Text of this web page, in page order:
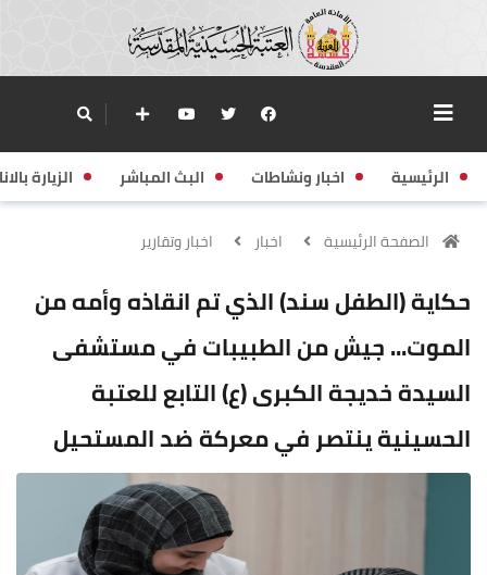
الرئيسية اخبار ونشاطات البث المباشر الزيارة
الصفحة الرئيسية اخبار اخبار وتقارير
حكاية (الطفل سند) الذي تم انقاذه وأمه من
الموت... جيش من الطبيبات في مستشفى
السيدة خديجة الكبرى (ع) التابع للعتبة
الحسينية ينتصر في معركة ضد المستحيل